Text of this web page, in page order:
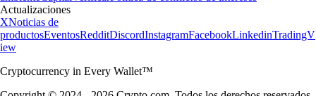
Actualizaciones
XNoticias de
productosEventosRedditDiscordInstagramFacebookLinkedinTradingV
iew
Cryptocurrency in Every Wallet™